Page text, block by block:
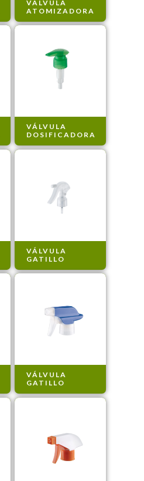
VÁLVULA
ATOMIZADORA
VÁLVULA
DOSIFICADORA
VÁLVULA
GATILLO
VÁLVULA
GATILLO